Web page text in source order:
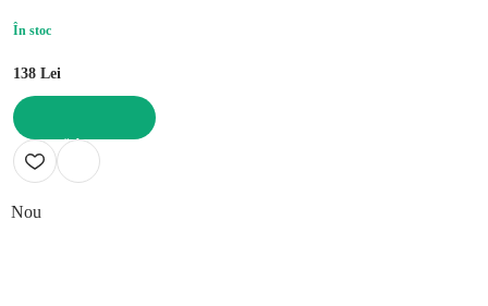
În stoc
138 Lei
ADAUGĂ ÎN COȘ
Nou